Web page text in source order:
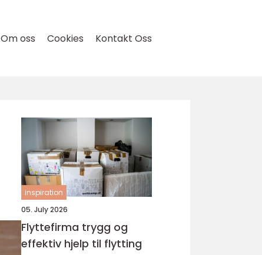
Om oss Cookies Kontakt Oss
inspiration
05. July 2026
Flyttefirma trygg og
effektiv hjelp til flytting